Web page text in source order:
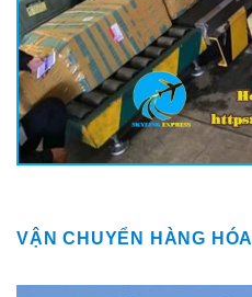
VẬN CHUYỂN HÀNG HÓA